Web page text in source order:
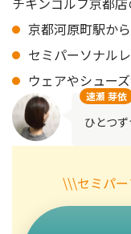
京都河原町駅か
セミパーソナル
ウェアやシュー
速瀬 芽依
ひとつ
\\\セミパ